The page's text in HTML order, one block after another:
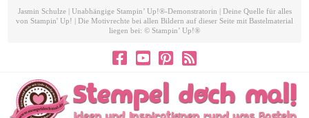
Jasmin Schulze | Unabhängige Stampin’ Up!®-Demonstratorin | Deine Quelle für alles
von Stampin' Up! | Die Motivrechte bei allen Bildern auf dieser Seite mit Bastelmaterial
liegen bei: © Stampin’ Up!®